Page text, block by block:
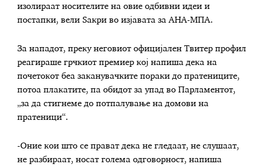
изолираат носителите на овие одбивни идеи и
постапки, вели Ѕакри во изјавата за АНА-МПА.
За нападот, преку неговиот официјален Твитер профил
реагираше грчкиот премиер кој напиша дека на
почетокот беа заканувачките пораки до пратениците,
потоа плакатите, па обидот за упад во Парламентот,
„за да стигнеме до потпалување на домови на
пратеници“.
-Оние кои што се прават дека не гледаат, не слушаат,
не разбираат, носат голема одговорност, напиша